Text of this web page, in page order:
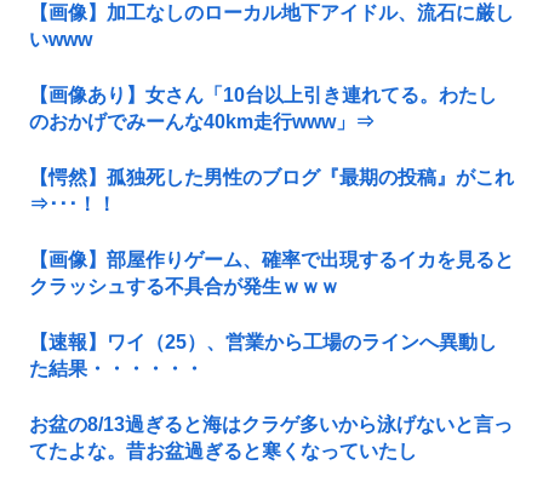
【画像】加工なしのローカル地下アイドル、流石に厳し
いwww
【画像あり】女さん「10台以上引き連れてる。わたし
のおかげでみーんな40km走行www」⇒
【愕然】孤独死した男性のブログ『最期の投稿』がこれ
⇒･･･！！
【画像】部屋作りゲーム、確率で出現するイカを見ると
クラッシュする不具合が発生ｗｗｗ
【速報】ワイ（25）、営業から工場のラインへ異動し
た結果・・・・・・
お盆の8/13過ぎると海はクラゲ多いから泳げないと言っ
てたよな。昔お盆過ぎると寒くなっていたし